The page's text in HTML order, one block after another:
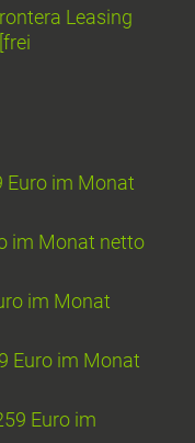
Leasing
Euro im Monat
im Monat netto
im Monat
Euro im Monat
Euro im